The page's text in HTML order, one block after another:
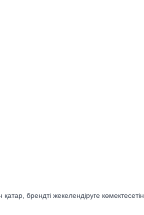
брендті жекелендіруге көмектесетін